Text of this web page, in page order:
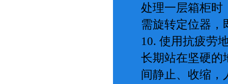
处理一层箱柜时
需旋转定位器，
10. 使用抗疲劳
长期站在坚硬的
间静止、收缩，